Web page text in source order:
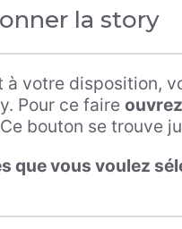
la story
votre disposition,
Pour ce faire
bouton se trouve
que vous voulez